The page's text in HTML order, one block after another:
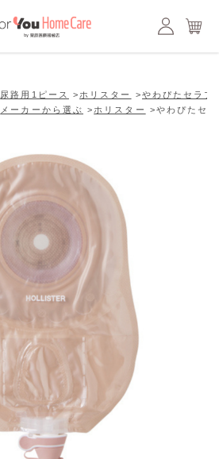
尿路用1ピース > ホリスター >やわぴたセラプ
メーカーから選ぶ > ホリスター >やわぴたセ